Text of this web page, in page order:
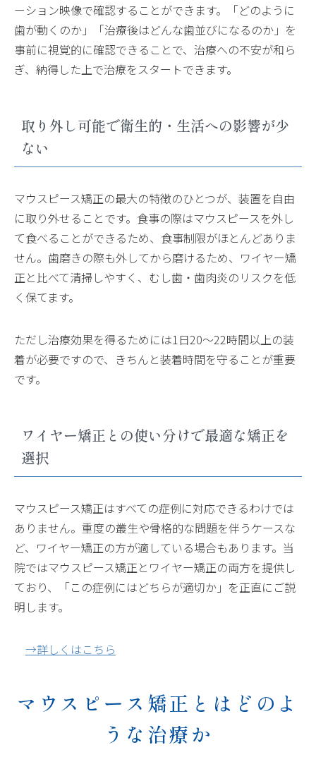
ーション映像で確認することができます。「どのように
歯が動くのか」「治療後はどんな歯並びになるのか」を
事前に視覚的に確認できることで、治療への不安が和ら
ぎ、納得した上で治療をスタートできます。
取り外し可能で衛生的・生活への影響が少
ない
マウスピース矯正の最大の特徴のひとつが、装置を自由
に取り外せることです。食事の際はマウスピースを外し
て食べることができるため、食事制限がほとんどありま
せん。歯磨きの際も外してから磨けるため、ワイヤー矯
正と比べて清掃しやすく、むし歯・歯肉炎のリスクを低
く保てます。
ただし治療効果を得るためには1日20〜22時間以上の装
着が必要ですので、きちんと装着時間を守ることが重要
です。
ワイヤー矯正との使い分けで最適な矯正を
選択
マウスピース矯正はすべての症例に対応できるわけでは
ありません。重度の叢生や骨格的な問題を伴うケースな
ど、ワイヤー矯正の方が適している場合もあります。当
院ではマウスピース矯正とワイヤー矯正の両方を提供し
ており、「この症例にはどちらが適切か」を正直にご説
明します。
→詳しくはこちら
マウスピース矯正とはどのよ
うな治療か